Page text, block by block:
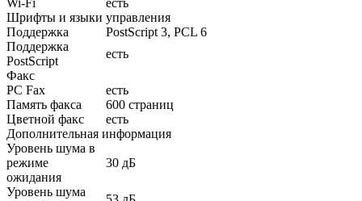
Шрифты и языки управления
Поддержка
PostScript 3, PCL 6
Поддержка
PostScript
есть
Факс
PC Fax
есть
Память факса
600 страниц
Цветной факс
есть
Дополнительная информация
Уровень шума в
режиме
ожидания
30 дБ
Уровень шума